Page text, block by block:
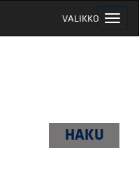
VALIKKO
HAKU